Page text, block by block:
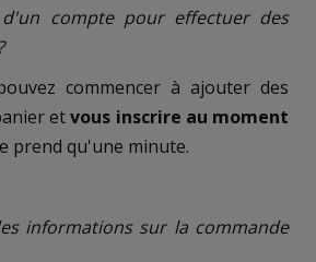
compte pour effectuer des
commencer à ajouter des
etvous inscrire au moment
prend qu'une minute.
informations sur la commande